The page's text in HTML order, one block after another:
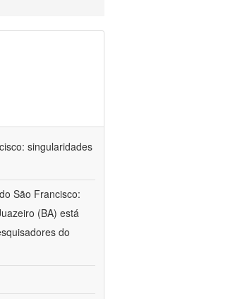
singularidades
São Francisco:
(BA) está
do